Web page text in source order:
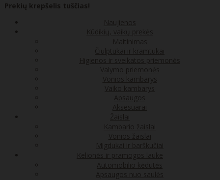
Prekių krepšelis tuščias!
Naujienos
Kūdikių, vaikų prekės
Maitinimas
Čiulptukai ir kramtukai
Higienos ir sveikatos priemonės
Valymo priemonės
Vonios kambarys
Vaiko kambarys
Apsaugos
Aksesuarai
Žaislai
Kambario žaislai
Vonios žaislai
Migdukai ir barškučiai
Kelionės ir pramogos lauke
Automobilio kėdutės
Apsaugos nuo saulės